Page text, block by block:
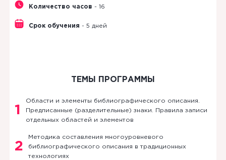
Количество часов - 16
Срок обучения - 5 дней
ТЕМЫ ПРОГРАММЫ
1
Области и элементы библиографического описания.
Предписанные (разделительные) знаки. Правила записи
отдельных областей и элементов
2
Методика составления многоуровневого
библиографического описания в традиционных
технологиях